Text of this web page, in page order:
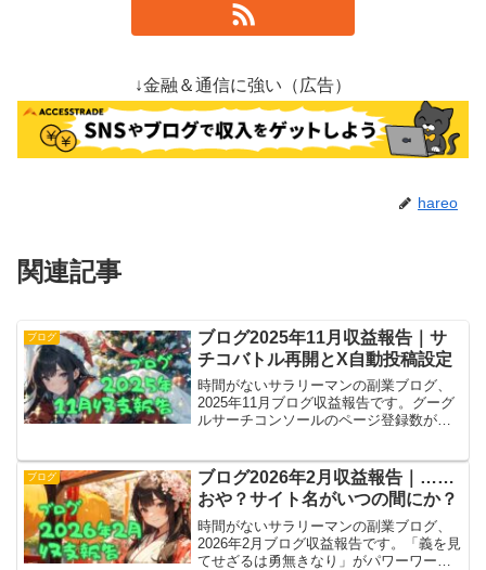
↓金融＆通信に強い（広告）
hareo
関連記事
ブログ
ブログ2025年11月収益報告｜サ
チコバトル再開とX自動投稿設定
時間がないサラリーマンの副業ブログ、
2025年11月ブログ収益報告です。グーグ
ルサーチコンソールのページ登録数が少
設定に挑戦。結局手動に戻ったけど。
ブログ
ブログ2026年2月収益報告｜……
おや？サイト名がいつの間にか？
時間がないサラリーマンの副業ブログ、
2026年2月ブログ収益報告です。「義を見
てせざるは勇無きなり」がパワーワード